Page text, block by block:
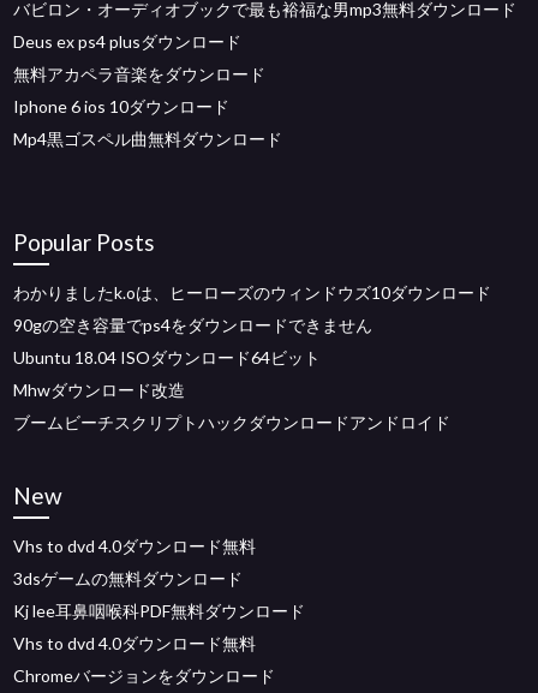
バビロン・オーディオブックで最も裕福な男mp3無料ダウンロード
Deus ex ps4 plusダウンロード
無料アカペラ音楽をダウンロード
Iphone 6 ios 10ダウンロード
Mp4黒ゴスペル曲無料ダウンロード
Popular Posts
わかりましたk.oは、ヒーローズのウィンドウズ10ダウンロード
90gの空き容量でps4をダウンロードできません
Ubuntu 18.04 ISOダウンロード64ビット
Mhwダウンロード改造
ブームビーチスクリプトハックダウンロードアンドロイド
New
Vhs to dvd 4.0ダウンロード無料
3dsゲームの無料ダウンロード
Kj lee耳鼻咽喉科PDF無料ダウンロード
Vhs to dvd 4.0ダウンロード無料
Chromeバージョンをダウンロード